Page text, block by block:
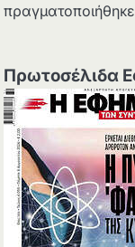
Πρωτοσέλιδα